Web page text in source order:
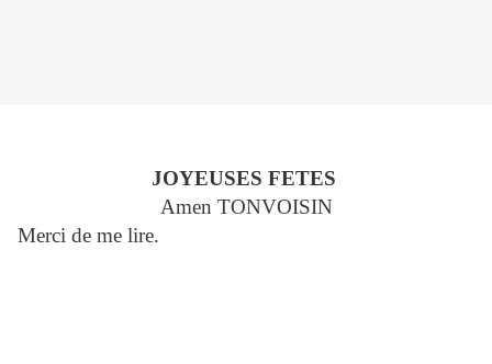
JOYEUSES FETES
Amen TONVOISIN
Merci de me lire.